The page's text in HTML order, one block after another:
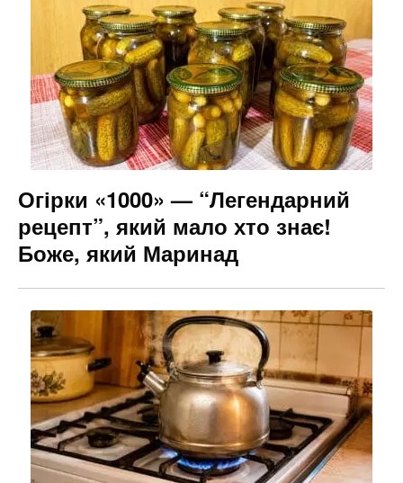
Огірки «1000» — “Легендарний
рецепт”, який мало хто знає!
Боже, який Маринад